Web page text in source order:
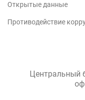
Открытые данные
Противодействие
Центральный